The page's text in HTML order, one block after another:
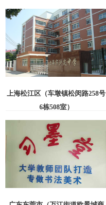
上海松江区（车墩镇松闵路258号
6栋508室）